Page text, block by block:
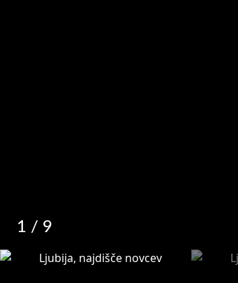
1 / 9